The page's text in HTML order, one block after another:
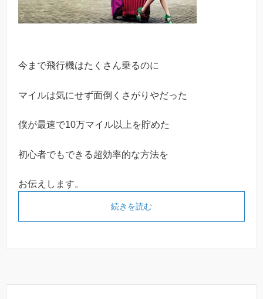
今まで飛行機はたくさん乗るのに
マイルは気にせず面倒くさがりやだった
僕が最速で10万マイル以上を貯めた
初心者でもできる超効率的な方法を
お伝えします。
続きを読む